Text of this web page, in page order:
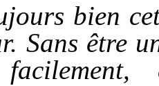
bien
Sans être